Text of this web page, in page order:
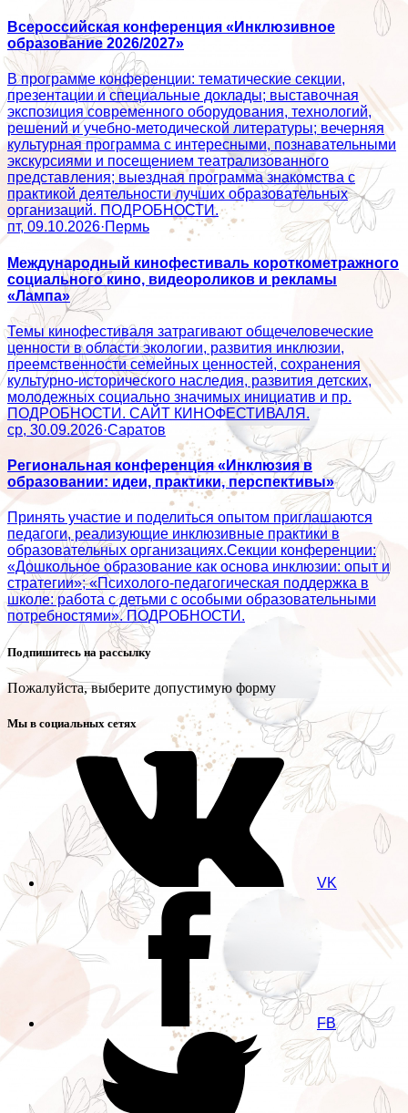
Всероссийская конференция «Инклюзивное
образование 2026/2027»
В программе конференции: тематические секции,
презентации и специальные доклады; выставочная
экспозиция современного оборудования, технологий,
решений и учебно-методической литературы; вечерняя
культурная программа с интересными, познавательными
экскурсиями и посещением театрализованного
представления; выездная программа знакомства с
практикой деятельности лучших образовательных
организаций. ПОДРОБНОСТИ.
пт, 09.10.2026·Пермь
Международный кинофестиваль короткометражного
социального кино, видеороликов и рекламы
«Лампа»
Темы кинофестиваля затрагивают общечеловеческие
ценности в области экологии, развития инклюзии,
преемственности семейных ценностей, сохранения
культурно-исторического наследия, развития детских,
молодежных социально значимых инициатив и пр.
ПОДРОБНОСТИ. САЙТ КИНОФЕСТИВАЛЯ.
ср, 30.09.2026·Саратов
Региональная конференция «Инклюзия в
образовании: идеи, практики, перспективы»
Принять участие и поделиться опытом приглашаются
педагоги, реализующие инклюзивные практики в
образовательных организациях.Секции конференции:
«Дошкольное образование как основа инклюзии: опыт и
стратегии»; «Психолого‑педагогическая поддержка в
школе: работа с детьми с особыми образовательными
потребностями». ПОДРОБНОСТИ.
Подпишитесь на рассылку
Пожалуйста, выберите допустимую форму
Мы в социальных сетях
VK
FB